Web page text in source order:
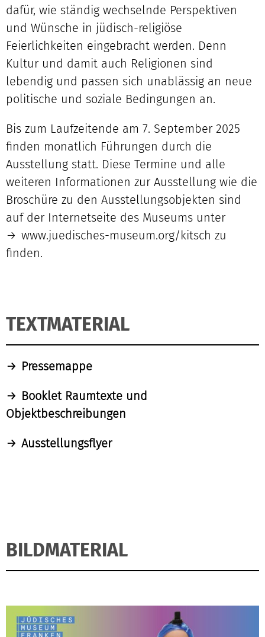
dafür, wie ständig wechselnde Perspektiven
und Wünsche in jüdisch-religiöse
Feierlichkeiten eingebracht werden. Denn
Kultur und damit auch Religionen sind
lebendig und passen sich unablässig an neue
politische und soziale Bedingungen an.
Bis zum Laufzeitende am 7. September 2025
finden monatlich Führungen durch die
Ausstellung statt. Diese Termine und alle
weiteren Informationen zur Ausstellung wie die
Broschüre zu den Ausstellungsobjekten sind
auf der Internetseite des Museums unter
www.juedisches-museum.org/kitsch zu
finden.
TEXTMATERIAL
Pressemappe
Booklet Raumtexte und
Objektbeschreibungen
Ausstellungsflyer
BILDMATERIAL